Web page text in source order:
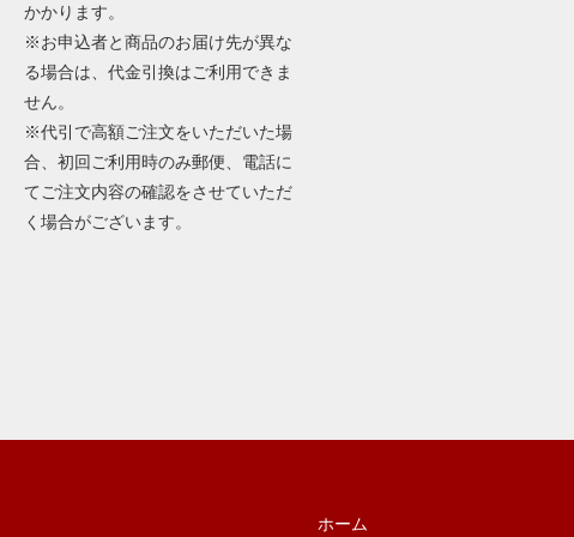
かかります。
※お申込者と商品のお届け先が異な
る場合は、代金引換はご利用できま
せん。
※代引で高額ご注文をいただいた場
合、初回ご利用時のみ郵便、電話に
てご注文内容の確認をさせていただ
く場合がございます。
ホーム